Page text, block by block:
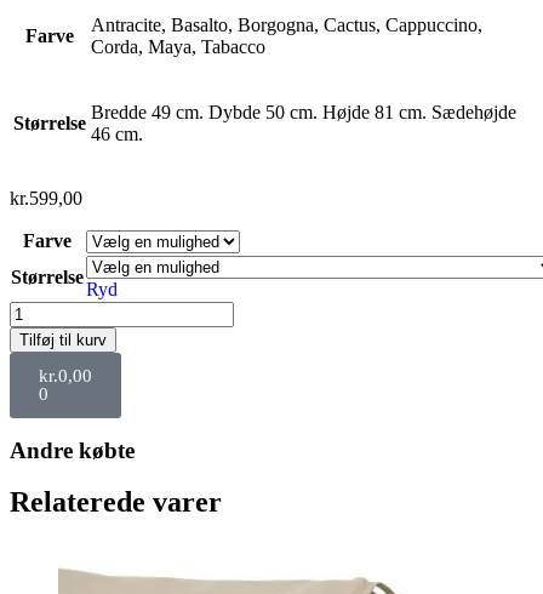
Farve
Antracite, Basalto, Borgogna, Cactus, Cappuccino,
Corda, Maya, Tabacco
Størrelse
Bredde 49 cm. Dybde 50 cm. Højde 81 cm. Sædehøjde
46 cm.
kr.599,00
Farve
Størrelse
Ryd
Tilføj til kurv
kr.0,00
0
Andre købte
Relaterede varer